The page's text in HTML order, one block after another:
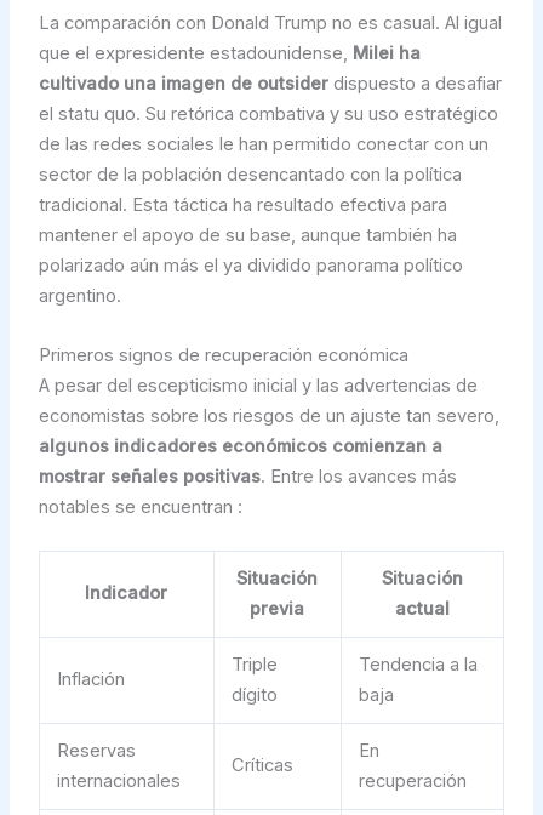
La comparación con Donald Trump no es casual. Al igual
que el expresidente estadounidense, Milei ha
cultivado una imagen de outsiderdispuesto a desafiar
el statu quo. Su retórica combativa y su uso estratégico
de las redes sociales le han permitido conectar con un
sector de la población desencantado con la política
tradicional. Esta táctica ha resultado efectiva para
mantener el apoyo de su base, aunque también ha
polarizado aún más el ya dividido panorama político
argentino.
Primeros signos de recuperación económica
A pesar del escepticismo inicial y las advertencias de
economistas sobre los riesgos de un ajuste tan severo,
algunos indicadores económicos comienzan a
mostrar señales positivas. Entre los avances más
notables se encuentran :
Indicador
Situación
previa
Situación
actual
Inflación
Triple
dígito
Tendencia a la
baja
Reservas
internacionales
Críticas
En
recuperación